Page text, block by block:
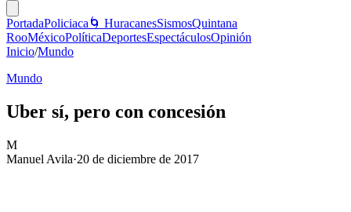
PortadaPoliciaca 🌀 HuracanesSismosQuintana
RooMéxicoPolíticaDeportesEspectáculosOpinión
Inicio/Mundo
Mundo
Uber sí, pero con concesión
M
Manuel Avila·20 de diciembre de 2017